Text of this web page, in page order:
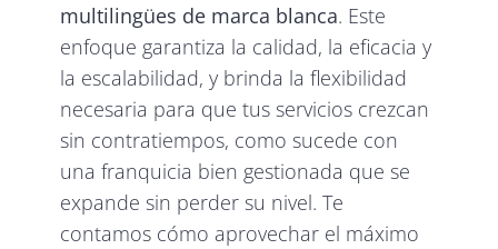
multilingües de marca blanca. Este
enfoque garantiza la calidad, la eficacia y
la escalabilidad, y brinda la flexibilidad
necesaria para que tus servicios crezcan
sin contratiempos, como sucede con
una franquicia bien gestionada que se
expande sin perder su nivel. Te
contamos cómo aprovechar el máximo